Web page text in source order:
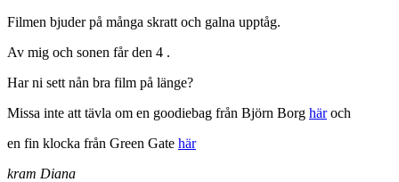
Filmen bjuder på många skratt och galna upptåg.
Av mig och sonen får den 4 .
Har ni sett nån bra film på länge?
Missa inte att tävla om en goodiebag från Björn Borg häroch
en fin klocka från Green Gate här
kram Diana